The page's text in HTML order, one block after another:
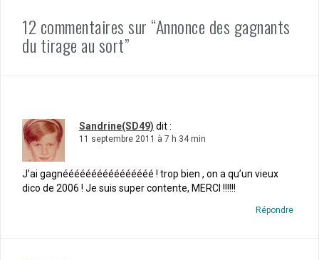
12 commentaires sur “Annonce des gagnants
du tirage au sort”
Sandrine(SD49) dit :
11 septembre 2011 à 7 h 34 min
J’ai gagnéééééééééééééééé ! trop bien , on a qu’un vieux
dico de 2006 ! Je suis super contente, MERCI !!!!!!
Répondre